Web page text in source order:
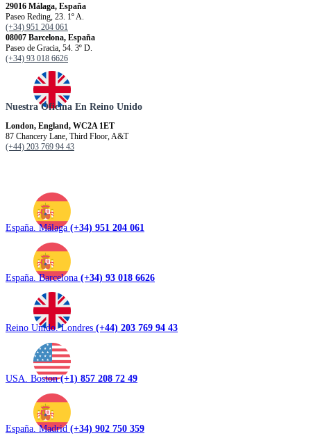
o
?
29016 Málaga, España
Paseo Reding, 23. 1º A.
(+34) 951 204 061
08007 Barcelona, España
Paseo de Gracia, 54. 3º D.
(+34) 93 018 6626
Nuestra Oficina En Reino Unido
London, England, WC2A 1ET
87 Chancery Lane, Third Floor, A&T
(+44) 203 769 94 43
España. Málaga (+34) 951 204 061
España. Barcelona (+34) 93 018 6626
Reino Unido. Londres (+44) 203 769 94 43
USA. Boston(+1) 857 208 72 49
España. Madrid (+34) 902 750 359